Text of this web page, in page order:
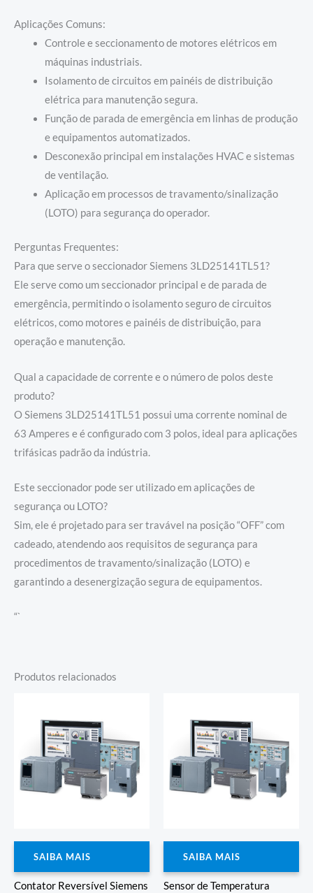
Aplicações Comuns:
Controle e seccionamento de motores elétricos em
máquinas industriais.
Isolamento de circuitos em painéis de distribuição
elétrica para manutenção segura.
Função de parada de emergência em linhas de produção
e equipamentos automatizados.
Desconexão principal em instalações HVAC e sistemas
de ventilação.
Aplicação em processos de travamento/sinalização
(LOTO) para segurança do operador.
Perguntas Frequentes:
Para que serve o seccionador Siemens 3LD25141TL51?
Ele serve como um seccionador principal e de parada de
emergência, permitindo o isolamento seguro de circuitos
elétricos, como motores e painéis de distribuição, para
operação e manutenção.
Qual a capacidade de corrente e o número de polos deste
produto?
O Siemens 3LD25141TL51 possui uma corrente nominal de
63 Amperes e é configurado com 3 polos, ideal para aplicações
trifásicas padrão da indústria.
Este seccionador pode ser utilizado em aplicações de
segurança ou LOTO?
Sim, ele é projetado para ser travável na posição “OFF” com
cadeado, atendendo aos requisitos de segurança para
procedimentos de travamento/sinalização (LOTO) e
garantindo a desenergização segura de equipamentos.
“`
Produtos relacionados
SAIBA MAIS
Contator Reversível Siemens
SAIBA MAIS
Sensor de Temperatura